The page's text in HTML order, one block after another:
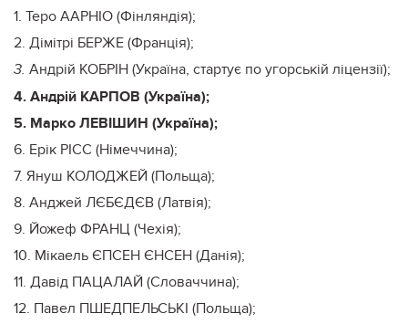
1. Теро ААРНІО (Фінляндія);
2. Дімітрі БЕРЖЕ (Франція);
3. Андрій КОБРІН (Україна, стартує по угорській ліцензії);
4. Андрій КАРПОВ (Україна);
5. Марко ЛЕВІШИН (Україна);
6. Ерік РІСС (Німеччина);
7. Януш КОЛОДЖЕЙ (Польща);
8. Анджей ЛЄБЄДЄВ (Латвія);
9. Йожеф ФРАНЦ (Чехія);
10. Мікаель ЄПСЕН ЄНСЕН (Данія);
11. Давід ПАЦАЛАЙ (Словаччина);
12. Павел ПШЕДПЕЛЬСЬКІ (Польща);